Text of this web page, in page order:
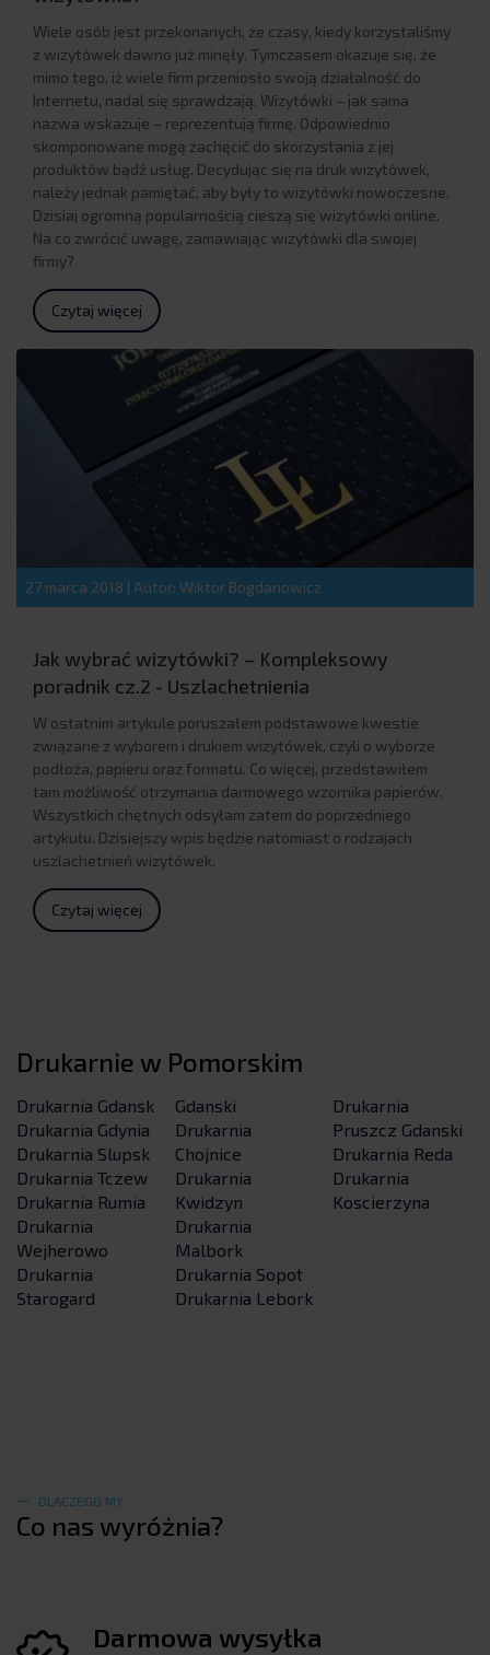
Wiele osób jest przekonanych, że czasy, kiedy korzystaliśmy
z wizytówek dawno już minęły. Tymczasem okazuje się, że
mimo tego, iż wiele firm przeniosło swoją działalność do
Internetu, nadal się sprawdzają. Wizytówki – jak sama
nazwa wskazuje – reprezentują firmę. Odpowiednio
skomponowane mogą zachęcić do skorzystania z jej
produktów bądź usług. Decydując się na druk wizytówek,
należy jednak pamiętać, aby były to wizytówki nowoczesne.
Dzisiaj ogromną popularnością cieszą się wizytówki online.
Na co zwrócić uwagę, zamawiając wizytówki dla swojej
firmy?
Czytaj więcej
27 marca 2018 Autor: Wiktor Bogdanowicz
Jak wybrać wizytówki? – Kompleksowy
poradnik cz.2 - Uszlachetnienia
W ostatnim artykule poruszałem podstawowe kwestie
związane z wyborem i drukiem wizytówek, czyli o wyborze
podłoża, papieru oraz formatu. Co więcej, przedstawiłem
tam możliwość otrzymania darmowego wzornika papierów.
Wszystkich chętnych odsyłam zatem do poprzedniego
artykułu. Dzisiejszy wpis będzie natomiast o rodzajach
uszlachetnień wizytówek.
Czytaj więcej
Drukarnie w Pomorskim
Drukarnia Gdansk
Drukarnia Gdynia
Drukarnia Slupsk
Drukarnia Tczew
Drukarnia Rumia
Drukarnia
Wejherowo
Drukarnia
Starogard
Gdanski
Drukarnia
Chojnice
Drukarnia
Kwidzyn
Drukarnia
Malbork
Drukarnia Sopot
Drukarnia Lebork
Drukarnia
Pruszcz Gdanski
Drukarnia Reda
Drukarnia
Koscierzyna
DLACZEGO MY
Co nas wyróżnia?
Darmowa wysyłka